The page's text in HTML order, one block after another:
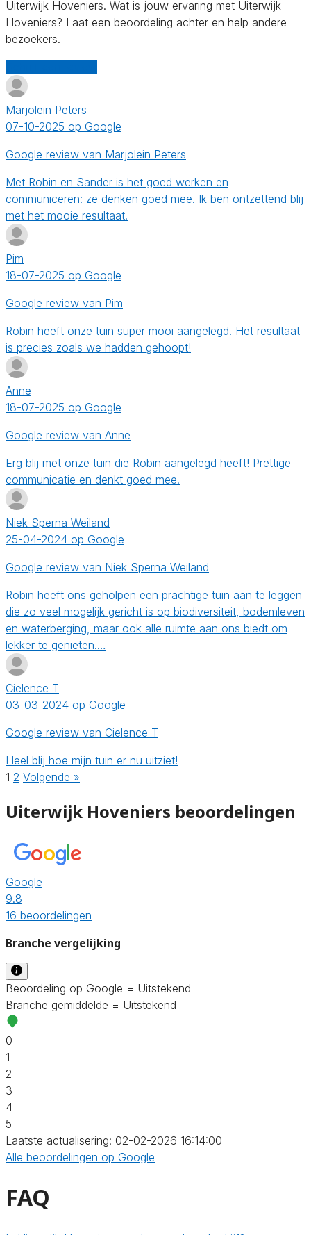
Uiterwijk Hoveniers. Wat is jouw ervaring met Uiterwijk
Hoveniers? Laat een beoordeling achter en help andere
bezoekers.
Marjolein Peters
07-10-2025 op Google
Google review van Marjolein Peters
Met Robin en Sander is het goed werken en
communiceren: ze denken goed mee. Ik ben ontzettend blij
met het mooie resultaat.
Pim
18-07-2025 op Google
Google review van Pim
Robin heeft onze tuin super mooi aangelegd. Het resultaat
is precies zoals we hadden gehoopt!
Anne
18-07-2025 op Google
Google review van Anne
Erg blij met onze tuin die Robin aangelegd heeft! Prettige
communicatie en denkt goed mee.
Niek Sperna Weiland
25-04-2024 op Google
Google review van Niek Sperna Weiland
Robin heeft ons geholpen een prachtige tuin aan te leggen
die zo veel mogelijk gericht is op biodiversiteit, bodemleven
en waterberging, maar ook alle ruimte aan ons biedt om
lekker te genieten.…
Cielence T
03-03-2024 op Google
Google review van Cielence T
Heel blij hoe mijn tuin er nu uitziet!
1 2 Volgende »
Uiterwijk Hoveniers beoordelingen
Google
9.8
16 beoordelingen
Branche vergelijking
Beoordeling op Google = Uitstekend
Branche gemiddelde = Uitstekend
0
1
2
3
4
5
Laatste actualisering: 02-02-2026 16:14:00
Alle beoordelingen op Google
FAQ